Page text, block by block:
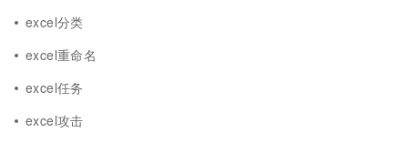
excel分类
excel重命名
excel任务
excel攻击